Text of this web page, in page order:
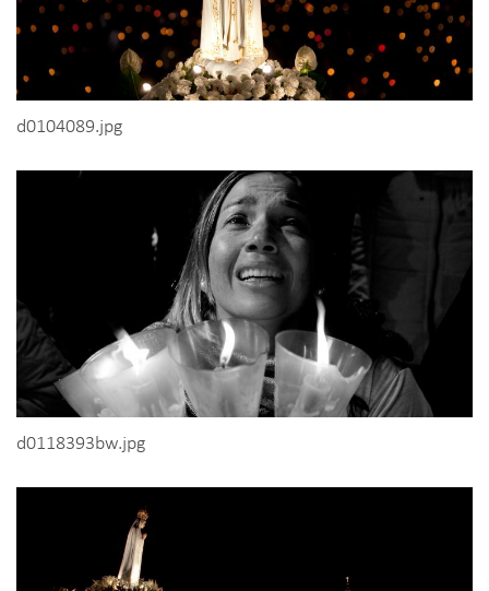
d0104089.jpg
d0118393bw.jpg